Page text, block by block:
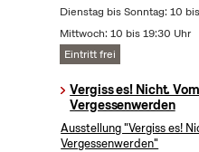
Dienstag bis Sonntag: 10
Mittwoch: 10 bis 19:30 Uhr
Eintritt frei
Vergiss es! Nicht.
Vergessenwerden
Ausstellung "Vergiss es!
Vergessenwerden"